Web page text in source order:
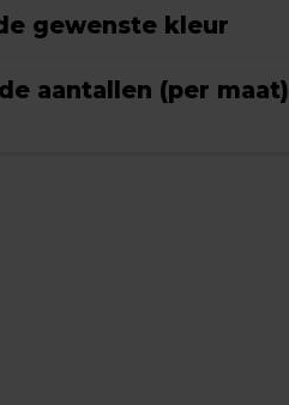
gewenste kleur
aantallen (per maat)